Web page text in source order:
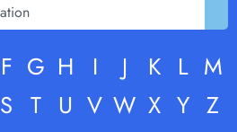
F G H I J K L M
S T U V W X Y Z